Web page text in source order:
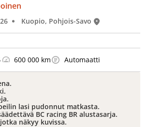
Kuopio, Pohjois-Savo
600 000 km Automaatti
lasi pudonnut matkasta.
BC racing BR alustasarja.
näkyy kuvissa.